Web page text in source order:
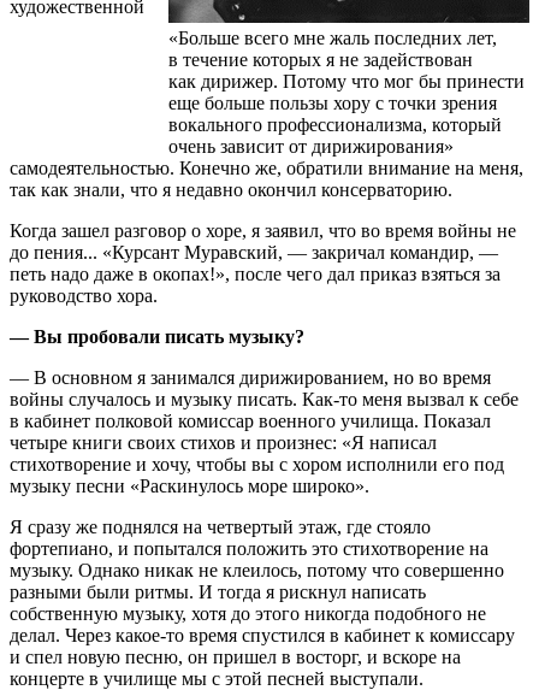
«Больше всего мне жаль последних лет,
в течение которых я не задействован
как дирижер. Потому что мог бы принести
еще больше пользы хору с точки зрения
вокального профессионализма, который
очень зависит от дирижирования»
художественной
самодеятельностью. Конечно же, обратили внимание на меня,
так как знали, что я недавно окончил консерваторию.
Когда зашел разговор о хоре, я заявил, что во время войны не
до пения... «Курсант Муравский, — закричал командир, —
петь надо даже в окопах!», после чего дал приказ взяться за
руководство хора.
— Вы пробовали писать музыку?
— В основном я занимался дирижированием, но во время
войны случалось и музыку писать. Как-то меня вызвал к себе
в кабинет полковой комиссар военного училища. Показал
четыре книги своих стихов и произнес: «Я написал
стихотворение и хочу, чтобы вы с хором исполнили его под
музыку песни «Раскинулось море широко».
Я сразу же поднялся на четвертый этаж, где стояло
фортепиано, и попытался положить это стихотворение на
музыку. Однако никак не клеилось, потому что совершенно
разными были ритмы. И тогда я рискнул написать
собственную музыку, хотя до этого никогда подобного не
делал. Через какое-то время спустился в кабинет к комиссару
и спел новую песню, он пришел в восторг, и вскоре на
концерте в училище мы с этой песней выступали.